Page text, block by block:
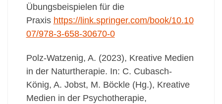
Übungsbeispielen für die
Praxis https://link.springer.com/book/10.10
07/978-3-658-30670-0
Polz-Watzenig, A. (2023), Kreative Medien
in der Naturtherapie. In: C. Cubasch-
König, A. Jobst, M. Böckle (Hg.), Kreative
Medien in der Psychotherapie,